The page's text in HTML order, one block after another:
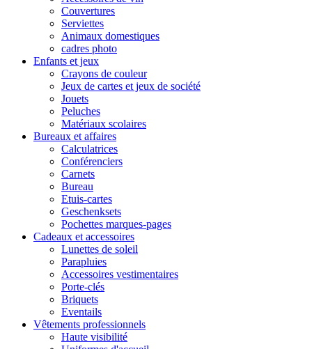
Couvertures
Serviettes
Animaux domestiques
cadres photo
Enfants et jeux
Crayons de couleur
Jeux de cartes et jeux de société
Jouets
Peluches
Matériaux scolaires
Bureaux et affaires
Calculatrices
Conférenciers
Carnets
Bureau
Etuis-cartes
Geschenksets
Pochettes marques-pages
Cadeaux et accessoires
Lunettes de soleil
Parapluies
Accessoires vestimentaires
Porte-clés
Briquets
Eventails
Vêtements professionnels
Haute visibilité